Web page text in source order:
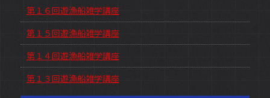
第１６回遊漁船雑学講座
第１５回遊漁船雑学講座
第１４回遊漁船雑学講座
第１３回遊漁船雑学講座